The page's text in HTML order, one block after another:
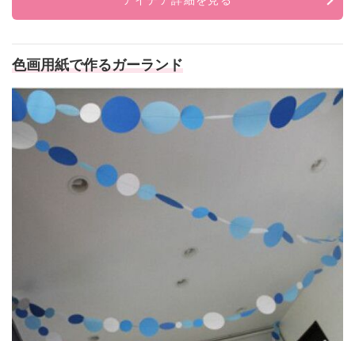
色画用紙で作るガーランド